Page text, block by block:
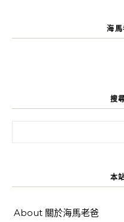
海
搜
本
About 關於海馬老爸